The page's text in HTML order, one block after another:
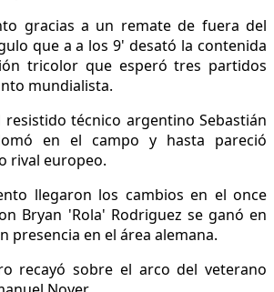
gracias a un remate de fuera del
que a a los 9' desató la contenida
tricolor que esperó tres partidos
mundialista.
resistido técnico argentino Sebastián
en el campo y hasta pareció
rival europeo.
llegaron los cambios en el once
Bryan 'Rola' Rodriguez se ganó en
presencia en el área alemana.
recayó sobre el arco del veterano